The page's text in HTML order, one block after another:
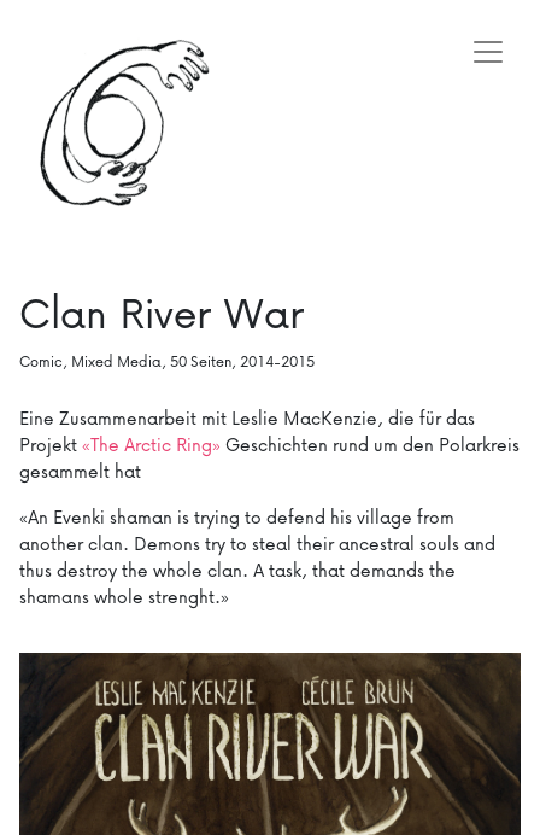
Clan River War
Comic, Mixed Media, 50 Seiten, 2014-2015
Eine Zusammenarbeit mit Leslie MacKenzie, die für das
Projekt«The Arctic Ring» Geschichten rund um den Polarkreis
gesammelt hat
«An Evenki shaman is trying to defend his village from
another clan. Demons try to steal their ancestral souls and
thus destroy the whole clan. A task, that demands the
shamans whole strenght.»